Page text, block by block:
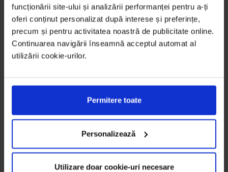
funcționării site-ului și analizării performanței pentru a-ți
oferi conținut personalizat după interese și preferințe,
precum și pentru activitatea noastră de publicitate online.
Continuarea navigării înseamnă acceptul automat al
utilizării cookie-urilor.
Permitere toate
Personalizează
Utilizare doar cookie-uri necesare